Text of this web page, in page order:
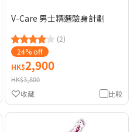
V-Care 男士精選驗身計劃
(2)
24% off
HK$2,900
HK$3,800
比較
收藏